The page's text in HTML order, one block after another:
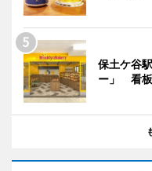
保土ケ谷
ー」 看板